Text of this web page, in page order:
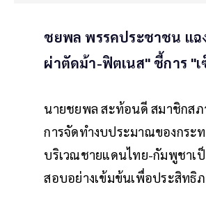
ชยพล พรรคประชาชน แฉ
ผ่าตัดม้า-ฟิตเนส" ชี้การ "
นายชยพล สะท้อนดี สมาชิกส
การจัดทำงบประมาณของกระ
บริเวณชายแดนไทย-กัมพูชาเ
สอบอย่างเข้มข้นเพื่อประสิทธิ